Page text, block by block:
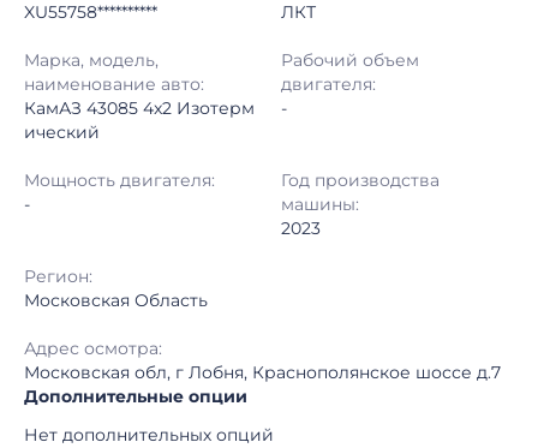
Шаг торгов: 50 000 ₽
Кол-во ставок:
Регион: Московская Область
XU55758**********
ЛКТ
Марка, модель,
наименование авто:
КамАЗ 43085 4x2 Изотерм
ический
Рабочий объем
двигателя:
-
Мощность двигателя:
-
Год производства
машины:
2023
Регион:
Московская Область
Адрес осмотра:
Московская обл, г Лобня, Краснополянское шоссе д.7
Дополнительные опции
Нет дополнительных опций